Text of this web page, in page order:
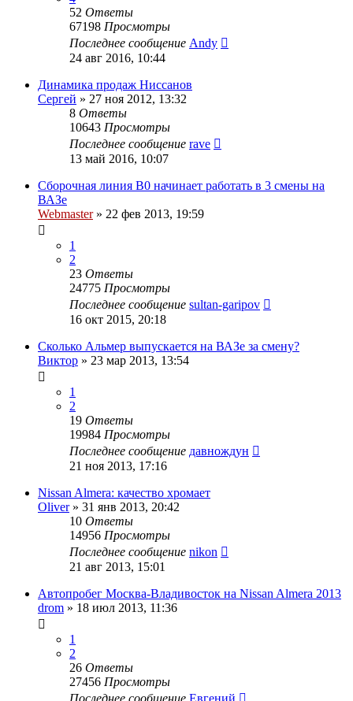
52 Ответы
67198 Просмотры
Последнее сообщение Andy
24 авг 2016, 10:44
Динамика продаж Ниссанов
Сергей » 27 ноя 2012, 13:32
8 Ответы
10643 Просмотры
Последнее сообщение rave
13 май 2016, 10:07
Сборочная линия B0 начинает работать в 3 смены на
ВАЗе
Webmaster» 22 фев 2013, 19:59
1
2
23 Ответы
24775 Просмотры
Последнее сообщение sultan-garipov
16 окт 2015, 20:18
Сколько Альмер выпускается на ВАЗе за смену?
Виктор » 23 мар 2013, 13:54
1
2
19 Ответы
19984 Просмотры
Последнее сообщение давнождун
21 ноя 2013, 17:16
Nissan Almera: качество хромает
Oliver» 31 янв 2013, 20:42
10 Ответы
14956 Просмотры
Последнее сообщение nikon
21 авг 2013, 15:01
Автопробег Москва-Владивосток на Nissan Almera 2013
drom » 18 июл 2013, 11:36
1
2
26 Ответы
27456 Просмотры
Последнее сообщение Евгений